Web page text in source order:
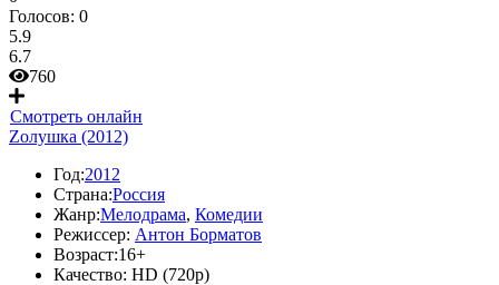
Голосов: 0
5.9
6.7
760
Смотреть онлайн
Zолушка (2012)
Год:2012
Страна:Россия
Жанр:Мелодрама, Комедии
Режиссер: Антон Борматов
Возраст:16+
Качество: HD (720p)